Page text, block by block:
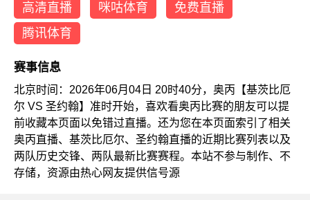
高清直播 咪咕体育
免费直播
腾讯体育
赛事信息
北京时间：2026年06月04日 20时40分，奥丙【基茨比厄
尔 VS 圣约翰】准时开始，喜欢看奥丙比赛的朋友可以提
前收藏本页面以免错过直播。还为您在本页面索引了相关
奥丙直播、基茨比厄尔、圣约翰直播的近期比赛列表以及
两队历史交锋、两队最新比赛赛程。本站不参与制作、不
存储，资源由热心网友提供信号源